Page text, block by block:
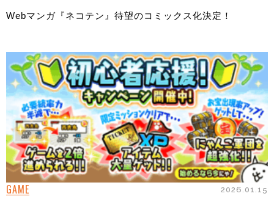
Webマンガ『ネコテン』待望のコミックス化決定！
GAME 2026.01.15